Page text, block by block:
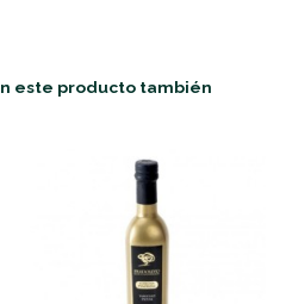
este producto también